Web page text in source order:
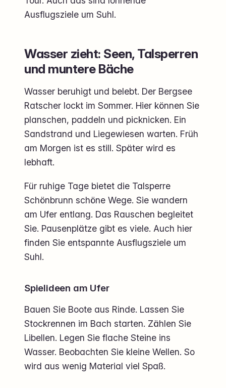
Ausflugsziele um Suhl.
Wasser zieht: Seen, Talsperren
und muntere Bäche
Wasser beruhigt und belebt. Der Bergsee
Ratscher lockt im Sommer. Hier können Sie
planschen, paddeln und picknicken. Ein
Sandstrand und Liegewiesen warten. Früh
am Morgen ist es still. Später wird es
lebhaft.
Für ruhige Tage bietet die Talsperre
Schönbrunn schöne Wege. Sie wandern
am Ufer entlang. Das Rauschen begleitet
Sie. Pausenplätze gibt es viele. Auch hier
finden Sie entspannte Ausflugsziele um
Suhl.
Spielideen am Ufer
Bauen Sie Boote aus Rinde. Lassen Sie
Stockrennen im Bach starten. Zählen Sie
Libellen. Legen Sie flache Steine ins
Wasser. Beobachten Sie kleine Wellen. So
wird aus wenig Material viel Spaß.